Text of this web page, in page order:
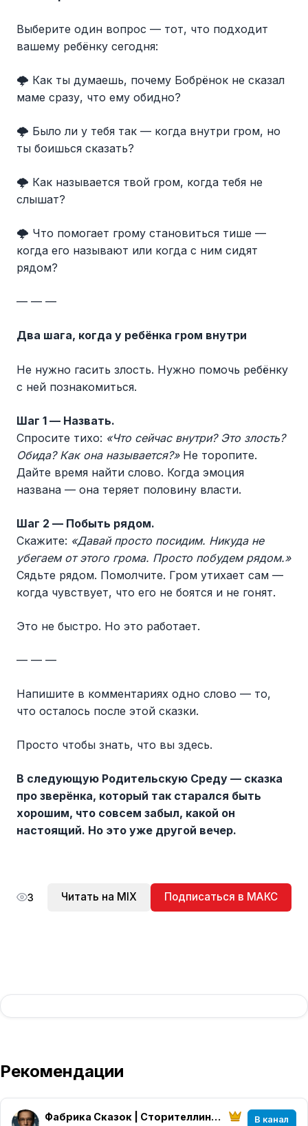
Выберите один вопрос — тот, что подходит
вашему ребёнку сегодня:
🌩️ Как ты думаешь, почему Бобрёнок не сказал
маме сразу, что ему обидно?
🌩️ Было ли у тебя так — когда внутри гром, но
ты боишься сказать?
🌩️ Как называется твой гром, когда тебя не
слышат?
🌩️ Что помогает грому становиться тише —
когда его называют или когда с ним сидят
рядом?
— — —
Два шага, когда у ребёнка гром внутри
Не нужно гасить злость. Нужно помочь ребёнку
с ней познакомиться.
Шаг 1 — Назвать.
Спросите тихо: «Что сейчас внутри? Это злость?
Обида? Как она называется?»Не торопите.
Дайте время найти слово. Когда эмоция
названа — она теряет половину власти.
Шаг 2 — Побыть рядом.
Скажите: «Давай просто посидим. Никуда не
убегаем от этого грома. Просто побудем рядом.»
Сядьте рядом. Помолчите. Гром утихает сам —
когда чувствует, что его не боятся и не гонят.
Это не быстро. Но это работает.
— — —
Напишите в комментариях одно слово — то,
что осталось после этой сказки.
Просто чтобы знать, что вы здесь.
В следующую Родительскую Среду — сказка
про зверёнка, который так старался быть
хорошим, что совсeм забыл, какой он
настоящий. Но это уже другой вечер.
3 Читать на MIX Подписаться в МАКС
Рекомендации
Фабрика Сказок | Сторителлинг Алексея Высоцкого В канал